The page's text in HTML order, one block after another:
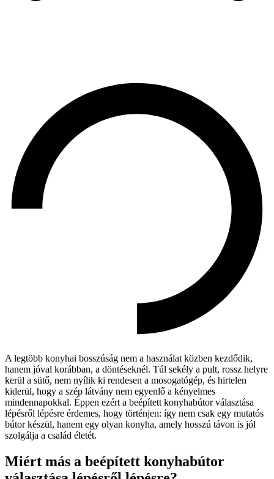
A legtöbb konyhai bosszúság nem a használat közben kezdődik,
hanem jóval korábban, a döntéseknél. Túl sekély a pult, rossz helyre
kerül a sütő, nem nyílik ki rendesen a mosogatógép, és hirtelen
kiderül, hogy a szép látvány nem egyenlő a kényelmes
mindennapokkal. Éppen ezért a beépített konyhabútor választása
lépésről lépésre érdemes, hogy történjen: így nem csak egy mutatós
bútor készül, hanem egy olyan konyha, amely hosszú távon is jól
szolgálja a család életét.
Miért más a beépített konyhabútor